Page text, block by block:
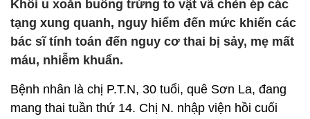
Khối u xoắn buồng trứng to vật vã chèn ép các
tạng xung quanh, nguy hiểm đến mức khiến các
bác sĩ tính toán đến nguy cơ thai bị sảy, mẹ mất
máu, nhiễm khuẩn.
Bệnh nhân là chị P.T.N, 30 tuổi, quê Sơn La, đang
mang thai tuần thứ 14. Chị N. nhập viện hồi cuối